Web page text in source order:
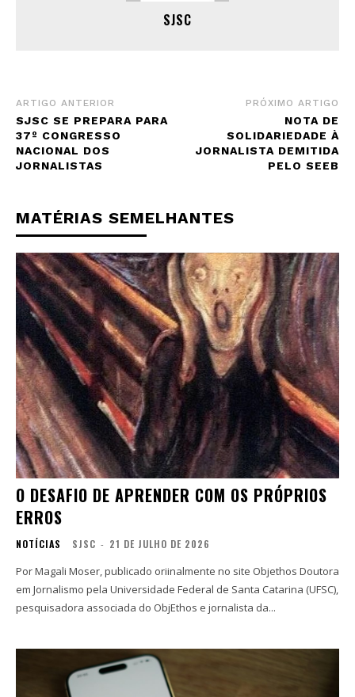
SJSC
ARTIGO ANTERIOR
SJSC SE PREPARA PARA
37º CONGRESSO
NACIONAL DOS
JORNALISTAS
PRÓXIMO ARTIGO
NOTA DE
SOLIDARIEDADE À
JORNALISTA DEMITIDA
PELO SEEB
MATÉRIAS SEMELHANTES
O DESAFIO DE APRENDER COM OS PRÓPRIOS
ERROS
NOTÍCIAS SJSC - 21 DE JULHO DE 2026
Por Magali Moser, publicado oriinalmente no site Objethos Doutora
em Jornalismo pela Universidade Federal de Santa Catarina (UFSC),
pesquisadora associada do ObjEthos e jornalista da...